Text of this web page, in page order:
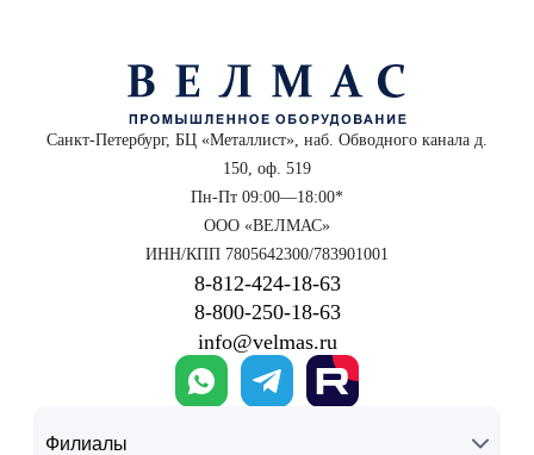
Санкт-Петербург, БЦ «Металлист», наб. Обводного канала д.
150, оф. 519
Пн-Пт 09:00—18:00*
ООО «ВЕЛМАС»
ИНН/КПП 7805642300/783901001
8‑812‑424‑18‑63
8‑800‑250‑18‑63
info@velmas.ru
Филиалы